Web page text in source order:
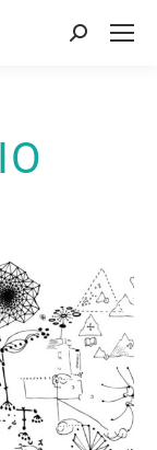
Buscar: